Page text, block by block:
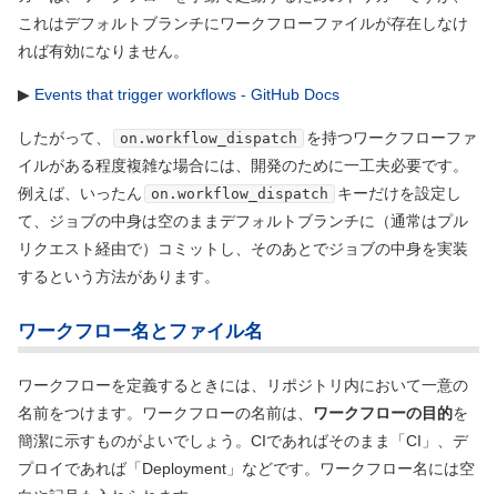
これはデフォルトブランチにワークフローファイルが存在しなけ
れば有効になりません。
▶ Events that trigger workflows - GitHub Docs
したがって、 on.workflow_dispatch
を持つワークフローファ
イルがある程度複雑な場合には、開発のために一工夫必要です。
例えば、いったん
on.workflow_dispatch
キーだけを設定し
て、ジョブの中身は空のままデフォルトブランチに
（通常はプル
リクエスト経由で）
コミットし、そのあとでジョブの中身を実装
するという方法があります。
ワークフロー名とファイル名
ワークフローを定義するときには、リポジトリ内において一意の
名前をつけます。ワークフローの名前は、
ワークフローの目的を
簡潔に示すものがよいでしょう。CIであればそのまま「CI」、デ
プロイであれば「Deployment」などです。ワークフロー名には空